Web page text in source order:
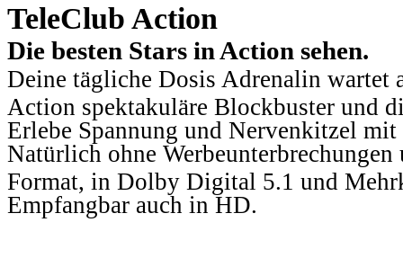
TeleClub Action
Die besten Stars in Action sehen.
Deine tägliche Dosis Adrenalin wartet
Action spektakuläre Blockbuster und
Erlebe Spannung und Nervenkitzel
Natürlich ohne
Format, in Dolby Digital 5.1 und
Empfangbar auch in HD.